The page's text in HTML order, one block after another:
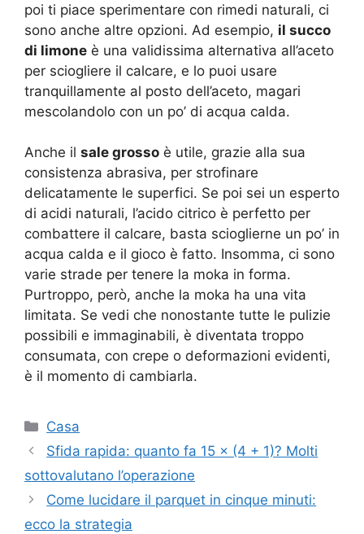
poi ti piace sperimentare con rimedi naturali, ci
sono anche altre opzioni. Ad esempio, il succo
di limone è una validissima alternativa all’aceto
per sciogliere il calcare, e lo puoi usare
tranquillamente al posto dell’aceto, magari
mescolandolo con un po’ di acqua calda.
Anche il sale grosso è utile, grazie alla sua
consistenza abrasiva, per strofinare
delicatamente le superfici. Se poi sei un esperto
di acidi naturali, l’acido citrico è perfetto per
combattere il calcare, basta scioglierne un po’ in
acqua calda e il gioco è fatto. Insomma, ci sono
varie strade per tenere la moka in forma.
Purtroppo, però, anche la moka ha una vita
limitata. Se vedi che nonostante tutte le pulizie
possibili e immaginabili, è diventata troppo
consumata, con crepe o deformazioni evidenti,
è il momento di cambiarla.
Categorie
Casa
Sfida rapida: quanto fa 15 × (4 + 1)? Molti
sottovalutano l’operazione
Come lucidare il parquet in cinque minuti:
ecco la strategia